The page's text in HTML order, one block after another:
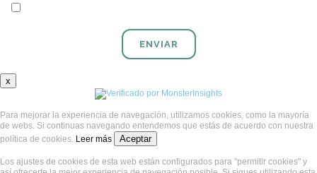
x
Para mejorar la experiencia de navegación, utilizamos cookies, como la mayoría
de webs. Si continuas navegando entendemos que estás de acuerdo con nuestra
política de cookies. Leer más Aceptar
Los ajustes de cookies de esta web están configurados para "permitir cookies" y